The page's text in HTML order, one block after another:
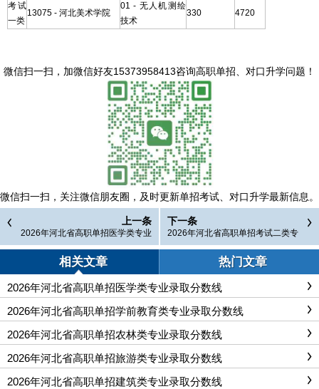
考试
一类
13075 - 河北美术学院
01 - 无人机测绘
技术
330 4720
微信扫一扫， 加微信好友15373958413咨询高职单招、对口升学问题 ！
微信扫一扫， 关注微信朋友圈，及时更新单招考试、对口升学最新信息。
上一条
2026年河北省高职单招医学类专业
录取分数线
下一条
2026年河北省高职单招考试二类专
业录取分数线
相关文章 热门文章
2026年河北省高职单招医学类专业录取分数线
2026年河北省高职单招学前教育类专业录取分数线
2026年河北省高职单招农林类专业录取分数线
2026年河北省高职单招旅游类专业录取分数线
2026年河北省高职单招建筑类专业录取分数线